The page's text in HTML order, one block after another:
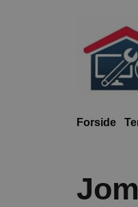
Forside